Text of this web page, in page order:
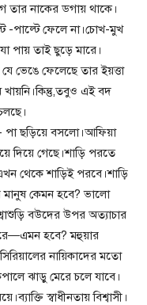
তার নাকের ডগায় থাকে।
-পাল্টে ফেলে না।চোখ-মুখ
পায় তাই ছুড়ে মারে।
ভেঙে ফেলেছে তার ইয়ত্তা
খায়নি।কিন্তু,তবুও এই বদ
পা ছড়িয়ে বসলো।আফিয়া
দিয়ে গেছে।শাড়ি পরতে
থেকে শাড়িই পরবে।শাড়ি
মানুষ কেমন হবে? ভালো
বউদের উপর অত্যাচার
হবে? মহুয়ার
নায়িকাদের মতো
ঝাড়ু মেরে চলে যাবে।
স্বাধীনতায় বিশ্বাসী।